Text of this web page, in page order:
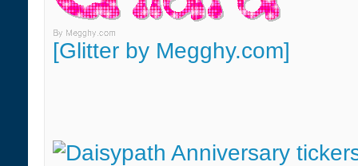
[Glitter by Megghy.com]